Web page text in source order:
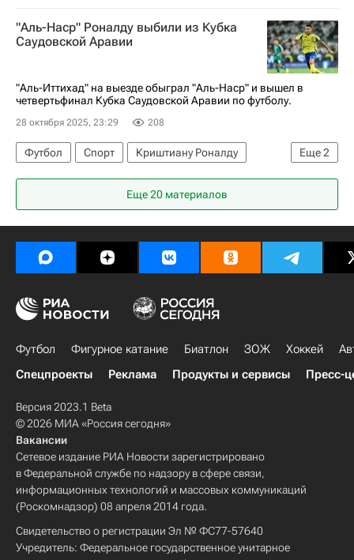
Роберт Левандовский
Барселона
Бавария
"Аль-Наср" Роналду выбили из Кубка
Саудовской Аравии
"Аль-Иттихад" на выезде обыграл "Аль-Наср" и вышел в
четвертьфинал Кубка Саудовской Аравии по футболу.
28 октября 2025, 23:29 208
Еще2
Футбол Спорт
Криштиану Роналду
Аль-Наср
Аль-Иттихад
Еще 20 материалов
Футбол Фигурное катание Биатлон ЗОЖ Хоккей
Спецпроекты
Реклама Продукты и сервисы Пресс-
Версия 2023.1 Beta
© 2026 МИА «Россия сегодня»
Вакансии
Сетевое издание РИА Новости зарегистрировано
в Федеральной службе по надзору в сфере связи,
информационных технологий и массовых коммуникаций
(Роскомнадзор) 08 апреля 2014 года.
Свидетельство о регистрации Эл № ФС77-57640
Учредитель: Федеральное государственное унитарное